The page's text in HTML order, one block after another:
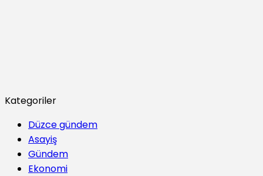
Kategoriler
Düzce gündem
Asayiş
Gündem
Ekonomi